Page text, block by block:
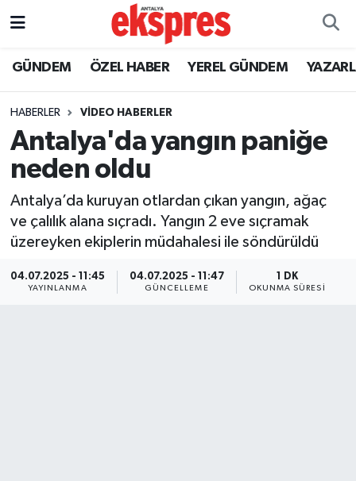
GÜNDEM ÖZEL HABER YEREL GÜNDEM
HABERLER VİDEO HABERLER
Antalya'da yangın paniğe
neden oldu
Antalya’da kuruyan otlardan çıkan yangın, ağaç
ve çalılık alana sıçradı. Yangın 2 eve sıçramak
üzereyken ekiplerin müdahalesi ile söndürüldü
04.07.2025 - 11:45
YAYINLANMA
04.07.2025 - 11:47
GÜNCELLEME
1 DK
OKUNMA SÜRESI
ÖZEL HABER
YEREL GÜNDEM
EKONOMİ
KÜLTÜR - SANAT
Nöbetçi Eczaneler
Trafik Durumu
Süper Lig Puan Durumu ve Fikstür
Tüm Manşetler